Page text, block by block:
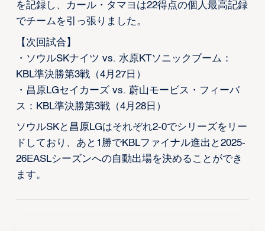
を記録し、カール・タマヨは22得点の個人最高記録
でチームを引っ張りました。
【次回試合】
・ソウルSKナイツ vs. 水原KTソニックブーム：
KBL準決勝第3戦（4月27日）
・昌原LGセイカーズ vs. 蔚山モービス・フィーバ
ス：KBL準決勝第3戦（4月28日）
ソウルSKと昌原LGはそれぞれ2-0でシリーズをリー
ドしており、あと1勝でKBLファイナル進出と2025-
26EASLシーズンへの自動出場を決めることができ
ます。